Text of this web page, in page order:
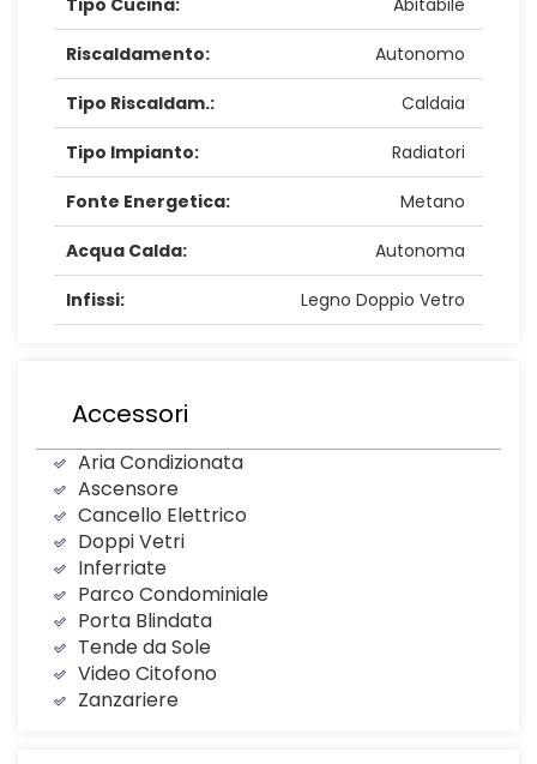
Riscaldamento: Autonomo
Tipo Riscaldam.: Caldaia
Tipo Impianto: Radiatori
Fonte Energetica: Metano
Acqua Calda: Autonoma
Infissi: Legno Doppio Vetro
Accessori
Aria Condizionata
Ascensore
Cancello Elettrico
Doppi Vetri
Inferriate
Parco Condominiale
Porta Blindata
Tende da Sole
Video Citofono
Zanzariere